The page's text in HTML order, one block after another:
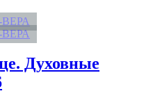
Духовные